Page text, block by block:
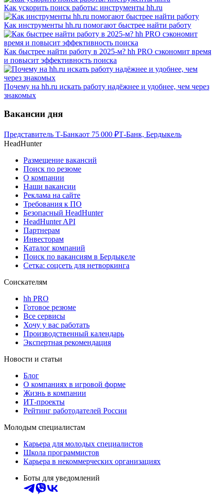
Как ускорить поиск работы: инструменты hh.ru
Как инструменты hh.ru помогают быстрее найти работу
Как быстрее найти работу в 2025-м? hh PRO сэкономит время
и повысит эффективность поиска
Почему на hh.ru искать работу надёжнее и удобнее, чем через
знакомых
Вакансии дня
Представитель Т-Банкаот 75 000 ₽Т-Банк, Бердыкель
HeadHunter
Размещение вакансий
Поиск по резюме
О компании
Наши вакансии
Реклама на сайте
Требования к ПО
Безопасный HeadHunter
HeadHunter API
Партнерам
Инвесторам
Каталог компаний
Поиск по вакансиям в Бердыкеле
Сетка: соцсеть для нетворкинга
Соискателям
hh PRO
Готовое резюме
Все сервисы
Хочу у вас работать
Производственный календарь
Экспертная рекомендация
Новости и статьи
Блог
О компаниях в игровой форме
Жизнь в компании
ИТ-проекты
Рейтинг работодателей России
Молодым специалистам
Карьера для молодых специалистов
Школа программистов
Карьера в некоммерческих организациях
Боты для уведомлений